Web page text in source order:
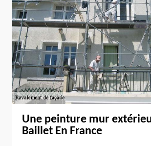
Une peinture mur
Baillet En France